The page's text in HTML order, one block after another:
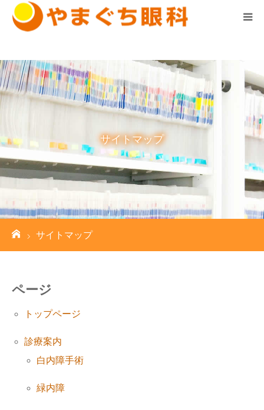
診察時間はこちら ▼
サイトマップ
ム サイトマップ
ページ
トップページ
診療案内
白内障手術
緑内障
診療案内
スタッフ紹介
お知らせ
院長の気まぐれブログ